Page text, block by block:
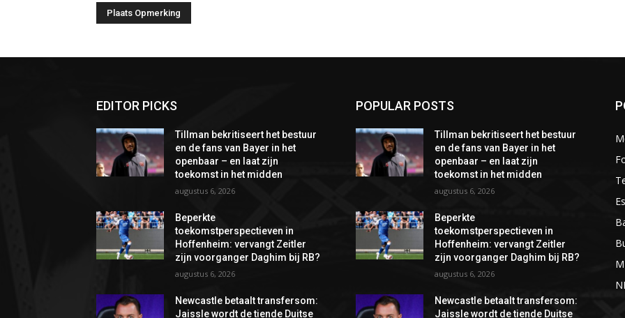
EDITOR PICKS
Tillman bekritiseert het bestuur
en de fans van Bayer in het
openbaar – en laat zijn
toekomst in het midden
augustus 6, 2026
Beperkte
toekomstperspectieven in
Hoffenheim: vervangt Zeitler
zijn voorganger Daghim bij RB?
augustus 6, 2026
Newcastle betaalt transfersom:
Jaissle wordt de tiende Duitse
POPULAR POSTS
Tillman bekritiseert het bestuur
en de fans van Bayer in het
openbaar – en laat zijn
toekomst in het midden
augustus 6, 2026
Beperkte
toekomstperspectieven in
Hoffenheim: vervangt Zeitler
zijn voorganger Daghim bij RB?
augustus 6, 2026
Newcastle betaalt transfersom:
Jaissle wordt de tiende Duitse